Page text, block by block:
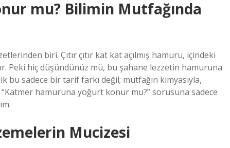
mu? Bilimin Mutfağında
biri. Çıtır çıtır kat kat açılmış hamuru, içindeki
Peki hiç düşündünüz mü, bu şahane lezzetin hamuruna
bu sadece bir tarif farkı değil; mutfağın kimyasıyla,
hamuruna yoğurt konur mu?” sorusuna sadece
Mucizesi